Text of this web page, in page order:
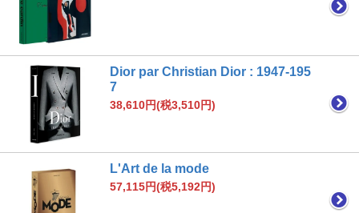
Dior par Christian Dior : 1947-195
7
38,610円(税3,510円)
L'Art de la mode
57,115円(税5,192円)